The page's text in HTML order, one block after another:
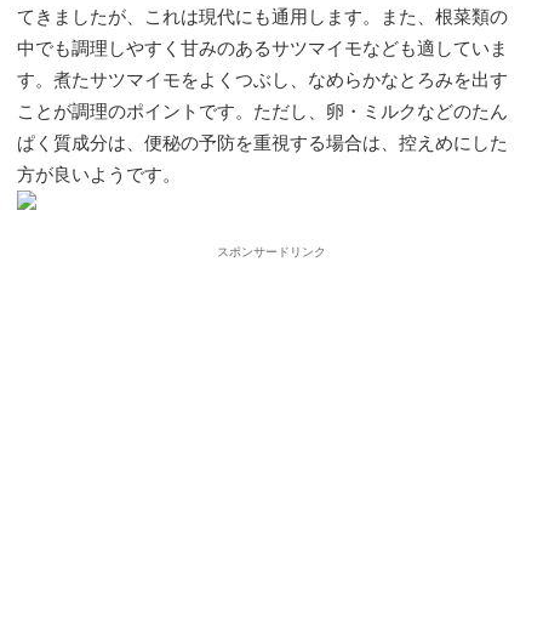
てきましたが、これは現代にも通用します。また、根菜類の
中でも調理しやすく甘みのあるサツマイモなども適していま
す。煮たサツマイモをよくつぶし、なめらかなとろみを出す
ことが調理のポイントです。ただし、卵・ミルクなどのたん
ぱく質成分は、便秘の予防を重視する場合は、控えめにした
方が良いようです。
スポンサードリンク